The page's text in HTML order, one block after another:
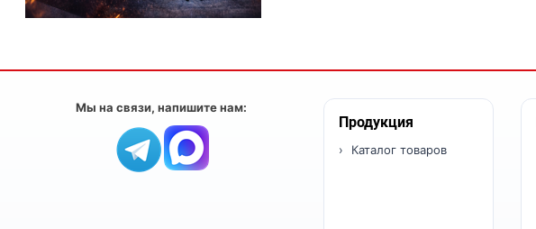
Мы на связи, напишите нам:
Продукция
Каталог товаров